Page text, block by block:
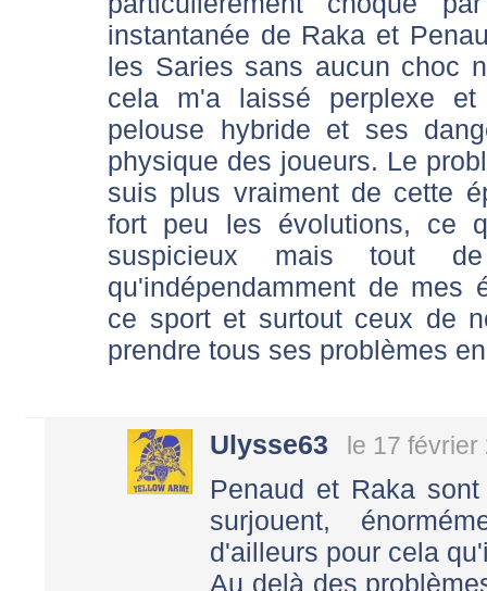
instantanée de Raka et
les Saries sans aucun choc
cela m'a laissé perplexe
pelouse hybride et ses
physique des joueurs. Le
suis plus vraiment de cette
fort peu les évolutions, ce
suspicieux mais tout
qu'indépendamment de mes
ce sport et surtout ceux de
prendre tous ses problèmes
Ulysse63 le 17 février
Penaud et Raka
surjouent,
d'ailleurs pour cela
Au delà des